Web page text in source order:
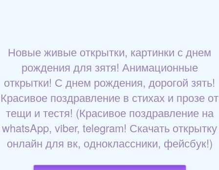
Новые живые открытки, картинки с днем
рождения для зятя! Анимационные
открытки! С днем рождения, дорогой зять!
Красивое поздравление в стихах и прозе от
тещи и тестя! (Красивое поздравление на
whatsApp, viber, telegram! Скачать открытку
онлайн для вк, одноклассники, фейсбук!)